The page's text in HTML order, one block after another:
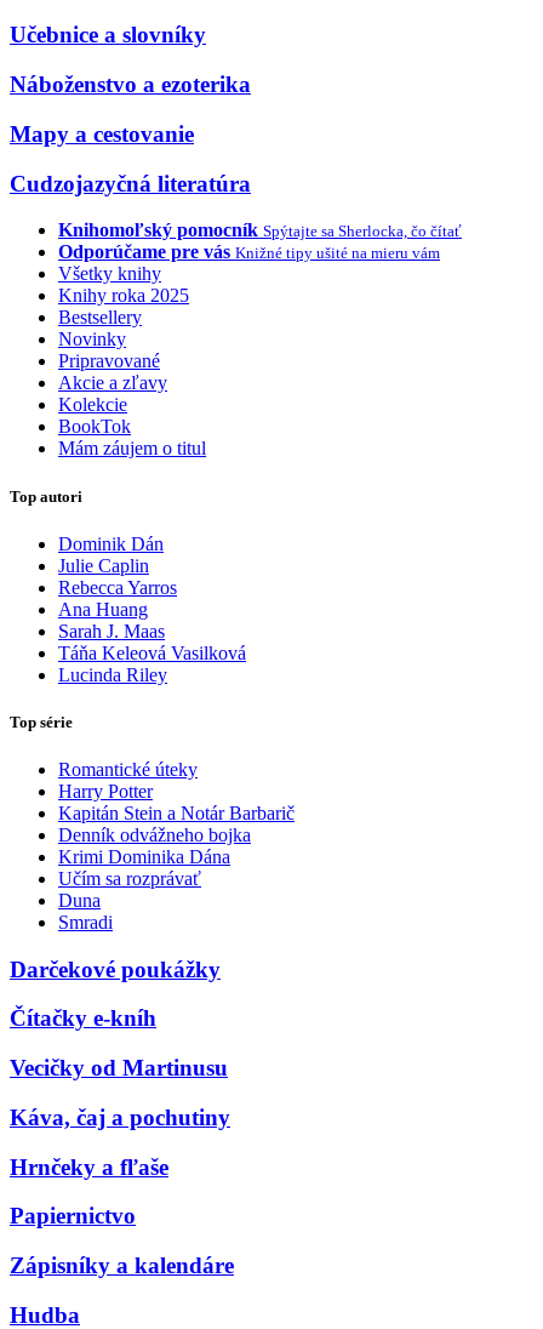
Učebnice a slovníky
Náboženstvo a ezoterika
Mapy a cestovanie
Cudzojazyčná literatúra
Knihomoľský pomocník Spýtajte sa Sherlocka, čo čítať
Odporúčame pre vás Knižné tipy ušité na mieru vám
Všetky knihy
Knihy roka 2025
Bestsellery
Novinky
Pripravované
Akcie a zľavy
Kolekcie
BookTok
Mám záujem o titul
Top autori
Dominik Dán
Julie Caplin
Rebecca Yarros
Ana Huang
Sarah J. Maas
Táňa Keleová Vasilková
Lucinda Riley
Top série
Romantické úteky
Harry Potter
Kapitán Stein a Notár Barbarič
Denník odvážneho bojka
Krimi Dominika Dána
Učím sa rozprávať
Duna
Smradi
Darčekové poukážky
Čítačky e-kníh
Vecičky od Martinusu
Káva, čaj a pochutiny
Hrnčeky a fľaše
Papiernictvo
Zápisníky a kalendáre
Hudba